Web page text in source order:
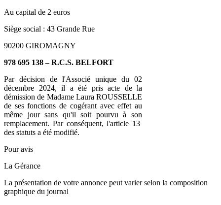
Au capital de 2 euros
Siège social : 43 Grande Rue
90200 GIROMAGNY
978 695 138 – R.C.S. BELFORT
Par décision de l'Associé unique du 02
décembre 2024, il a été pris acte de la
démission de Madame Laura ROUSSELLE
de ses fonctions de cogérant avec effet au
même jour sans qu'il soit pourvu à son
remplacement. Par conséquent, l'article 13
des statuts a été modifié.
Pour avis
La Gérance
La présentation de votre annonce peut varier selon la composition
graphique du journal